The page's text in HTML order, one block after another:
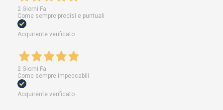
2 Giorni Fa
Come sempre precisi e puntuali
Acquirente verificato
2 Giorni Fa
Come sempre impeccabili
Acquirente verificato